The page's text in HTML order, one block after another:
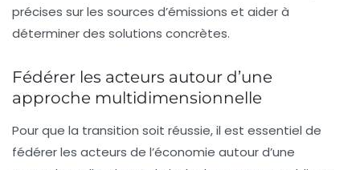
précises sur les sources d’émissions et aider à
déterminer des solutions concrètes.
Fédérer les acteurs autour d’une
approche multidimensionnelle
Pour que la transition soit réussie, il est essentiel de
fédérer les acteurs de l’économie autour d’une